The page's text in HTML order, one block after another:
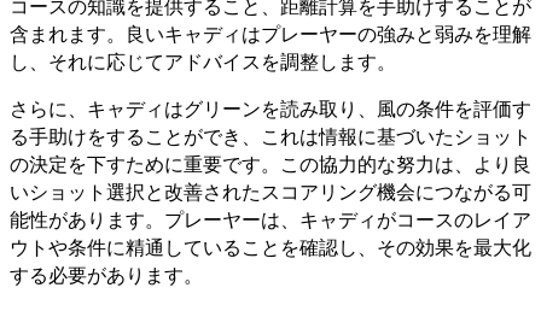
コースの知識を提供すること、距離計算を手助けすることが
含まれます。良いキャディはプレーヤーの強みと弱みを理解
し、それに応じてアドバイスを調整します。
さらに、キャディはグリーンを読み取り、風の条件を評価す
る手助けをすることができ、これは情報に基づいたショット
の決定を下すために重要です。この協力的な努力は、より良
いショット選択と改善されたスコアリング機会につながる可
能性があります。プレーヤーは、キャディがコースのレイア
ウトや条件に精通していることを確認し、その効果を最大化
する必要があります。